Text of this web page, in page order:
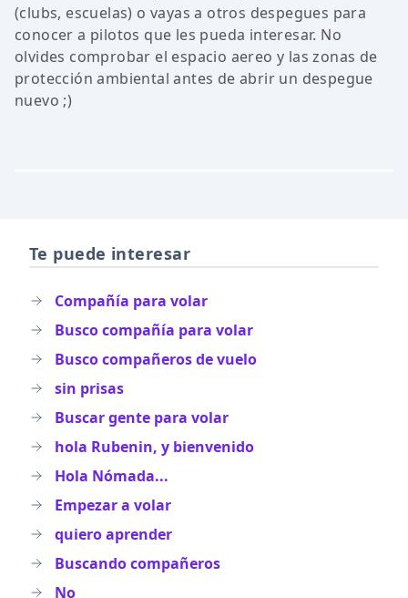
(clubs, escuelas) o vayas a otros despegues para
conocer a pilotos que les pueda interesar. No
olvides comprobar el espacio aereo y las zonas de
protección ambiental antes de abrir un despegue
nuevo ;)
Te puede interesar
Compañía para volar
Busco compañía para volar
Busco compañeros de vuelo
sin prisas
Buscar gente para volar
hola Rubenin, y bienvenido
Hola Nómada...
Empezar a volar
quiero aprender
Buscando compañeros
No